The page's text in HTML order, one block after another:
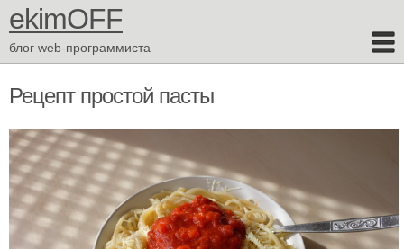
ekimOFF
блог web-программиста
Рецепт простой пасты